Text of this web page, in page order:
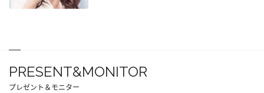
PRESENT&MONITOR
プレゼント＆モニター